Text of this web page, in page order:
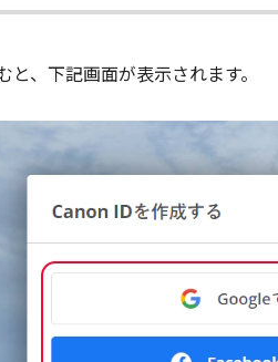
と、下記画面が表示されます。